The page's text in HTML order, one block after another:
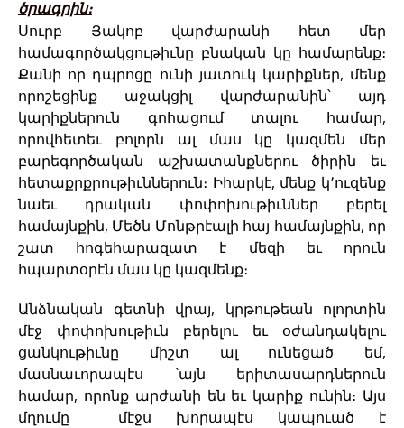
ծրագրին։
Սուրբ Յակոբ վարժարանի հետ մեր
համագործակցութիւնը բնական կը համարենք։
Քանի որ դպրոցը ունի յատուկ կարիքներ, մենք
որոշեցինք աջակցիլ վարժարանին՝ այդ
կարիքներուն գոհացում տալու համար,
որովհետեւ բոլորն ալ մաս կը կազմեն մեր
բարեգործական աշխատանքներու ծիրին եւ
հետաքրքրութիւններուն։ Իհարկէ, մենք կ՚ուզենք
նաեւ դրական փոփոխութիւններ բերել
համայնքին, Մեծն Մոնթրէալի հայ համայնքին, որ
շատ հոգեհարազատ է մեզի եւ որուն
հպարտօրէն մաս կը կազմենք։
Անձնական գետնի վրայ, կրթութեան ոլորտին
մէջ փոփոխութիւն բերելու եւ օժանդակելու
ցանկութիւնը միշտ ալ ունեցած եմ,
մասնաւորապէս `այն երիտասարդներուն
համար, որոնք արժանի են եւ կարիք ունին։ Այս
մղումը մէջս խորապէս կապուած է